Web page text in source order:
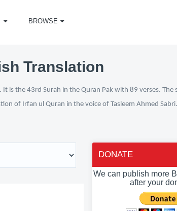
BROWSE
Translation
is the 43rd Surah in the Quran Pak with 89 verses.
of Irfan ul Quran in the voice of Tasleem Ahmed Sabri.
DONATE
We can publish more
after your